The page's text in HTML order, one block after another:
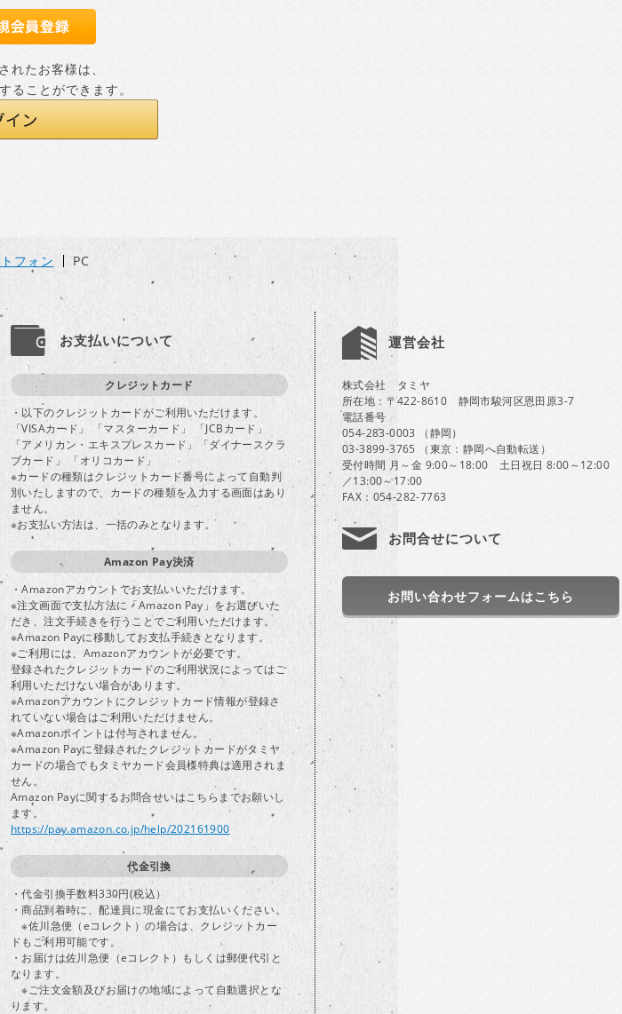
たお客様は、
ことができます。
フォン PC
お支払いについて
クレジットカード
・以下のクレジットカードがご利用いただけます。
「VISAカード」 「マスターカード」 「JCBカード」
「アメリカン・エキスプレスカード」「ダイナースクラ
ブカード」 「オリコカード」
※カードの種類はクレジットカード番号によって自動判
別いたしますので、カードの種類を入力する画面はあり
ません。
※お支払い方法は、一括のみとなります。
Amazon Pay決済
・Amazonアカウントでお支払いいただけます。
※注文画面で支払方法に「Amazon Pay」をお選びいた
だき、注文手続きを行うことでご利用いただけます。
※Amazon Payに移動してお支払手続きとなります。
※ご利用には、Amazonアカウントが必要です。
登録されたクレジットカードのご利用状況によってはご
利用いただけない場合があります。
※Amazonアカウントにクレジットカード情報が登録さ
れていない場合はご利用いただけません。
※Amazonポイントは付与されません。
※Amazon Payに登録されたクレジットカードがタミヤ
カードの場合でもタミヤカード会員様特典は適用されま
せん。
Amazon Payに関するお問合せいはこちらまでお願いし
ます。
https://pay.amazon.co.jp/help/202161900
代金引換
・代金引換手数料330円(税込）
・商品到着時に、配達員に現金にてお支払いください。
※佐川急便（eコレクト）の場合は、クレジットカー
ドもご利用可能です。
・お届けは佐川急便（eコレクト）もしくは郵便代引と
なります。
※ご注文金額及びお届けの地域によって自動選択とな
ります。
運営会社
株式会社 タミヤ
所在地：〒422-8610 静岡市駿河区恩田原3-7
電話番号
054-283-0003 （静岡）
03-3899-3765 （東京：静岡へ自動転送）
受付時間 月～金 9:00～18:00 土日祝日 8:00～12:00
／13:00～17:00
FAX：054-282-7763
お問合せについて
お問い合わせフォームはこちら